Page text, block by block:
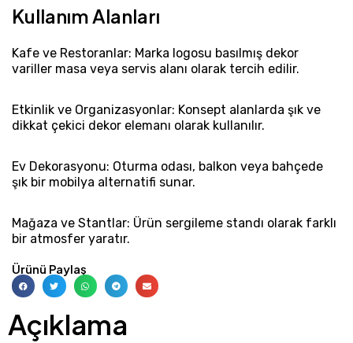
Kullanım Alanları
Kafe ve Restoranlar: Marka logosu basılmış dekor
variller masa veya servis alanı olarak tercih edilir.
Etkinlik ve Organizasyonlar: Konsept alanlarda şık ve
dikkat çekici dekor elemanı olarak kullanılır.
Ev Dekorasyonu: Oturma odası, balkon veya bahçede
şık bir mobilya alternatifi sunar.
Mağaza ve Stantlar: Ürün sergileme standı olarak farklı
bir atmosfer yaratır.
Ürünü Paylaş
Açıklama